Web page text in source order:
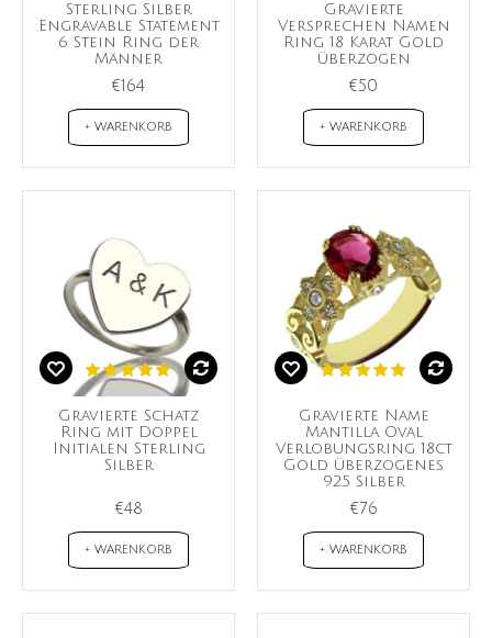
Sterling Silber
Engravable Statement
6 Stein Ring der
Männer
€164
+ WARENKORB
Gravierte
Versprechen Namen
Ring 18 Karat Gold
überzogen
€50
+ WARENKORB
Gravierte Schatz
Ring mit Doppel
Initialen Sterling
Silber
€48
+ WARENKORB
Gravierte Name
Mantilla Oval
Verlobungsring 18ct
Gold überzogenes
925 Silber
€76
+ WARENKORB